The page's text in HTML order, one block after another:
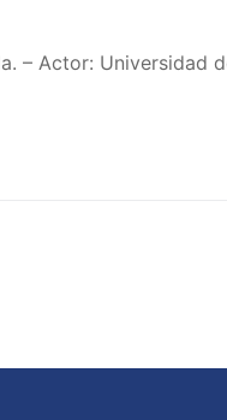
– Actor: Universidad